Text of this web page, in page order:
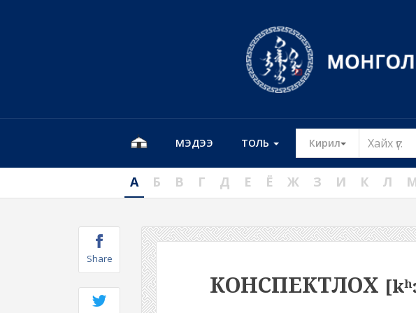
МЭДЭЭ ТОЛЬ Кирил Toggle
А Б В Г Д Е Ё Ж З И К Л
Share
КОНСПЕКТЛОХ